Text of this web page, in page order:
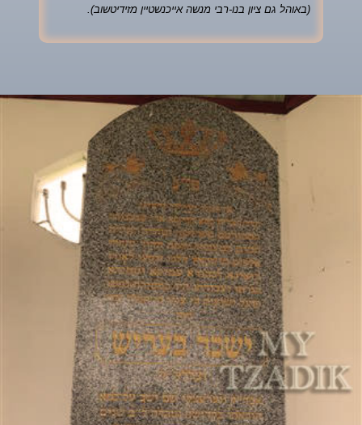
(באוהל גם ציון בנו-רבי מנשה אייכנשטיין מזידיטשוב).